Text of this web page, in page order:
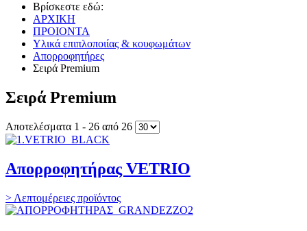
Βρίσκεστε εδώ:
ΑΡΧΙΚΗ
ΠΡΟΙΟΝΤΑ
Υλικά επιπλοποιίας & κουφωμάτων
Απορροφητήρες
Σειρά Premium
Σειρά Premium
Αποτελέσματα 1 - 26 από 26
Απορροφητήρας VETRIO
> Λεπτομέρειες προϊόντος